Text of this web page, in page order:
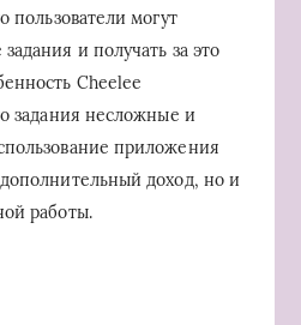
пользователи могут
и получать за это
Cheelee
задания несложные и
приложения
доход, но и
работы.